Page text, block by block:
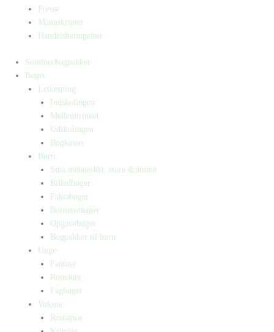
Presse
Manuskripter
Handelsbetingelser
Sommerbogpakker
Bøger
Letlæsning
Indskolingen
Mellemtrinnet
Udskolingen
Bogkasser
Børn
Små mennesker, store drømme
Billedbøger
Faktabøger
Børneromaner
Opgavebøger
Bogpakker til børn
Unge
Fantasy
Romaner
Fagbøger
Voksne
Romance